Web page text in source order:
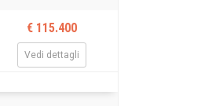
€ 115.400
Vedi dettagli